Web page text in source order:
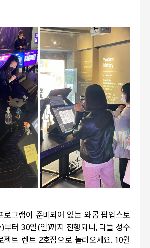
로그램이 준비되어 있는 와콤 팝업스토
부터 30일(일)까지 진행되니, 다들 성수
젝트 렌트 2호점으로 놀러오세요. 10월